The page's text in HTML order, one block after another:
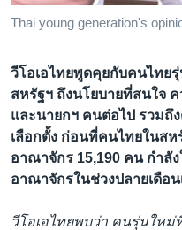
ติดตามเรา
เลือกภาษา
Thai young generation's
วีโอเอไทยพูดคุยกับคนไทย
สหรัฐฯ ถึงนโยบายที่สนใจ
และนายกฯ คนต่อไป รวมถึ
เลือกตั้ง ก่อนที่คนไทยในสห
อาณาจักร 15,190 คน กำลั
อาณาจักรในช่วงปลายเดือ
วีโอเอไทยพบว่า คนรุ่นให